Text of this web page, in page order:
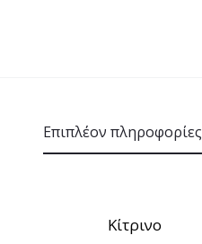
Επιπλέον πληροφορίες
Κίτρινο